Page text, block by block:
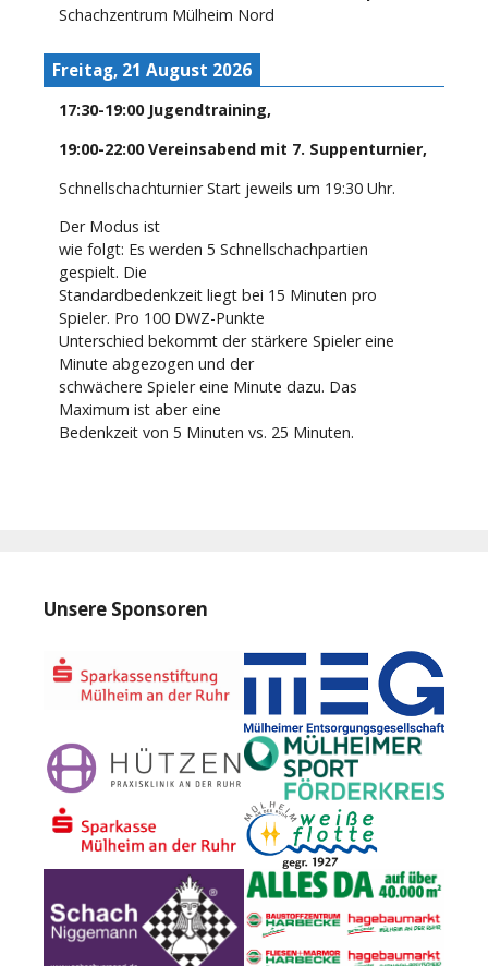
Schachzentrum Mülheim Nord
Freitag, 21 August 2026
17:30-19:00 Jugendtraining,
19:00-22:00 Vereinsabend mit 7. Suppenturnier,
Schnellschachturnier Start jeweils um 19:30 Uhr.
Der Modus ist
wie folgt: Es werden 5 Schnellschachpartien
gespielt. Die
Standardbedenkzeit liegt bei 15 Minuten pro
Spieler. Pro 100 DWZ-Punkte
Unterschied bekommt der stärkere Spieler eine
Minute abgezogen und der
schwächere Spieler eine Minute dazu. Das
Maximum ist aber eine
Bedenkzeit von 5 Minuten vs. 25 Minuten.
Unsere Sponsoren